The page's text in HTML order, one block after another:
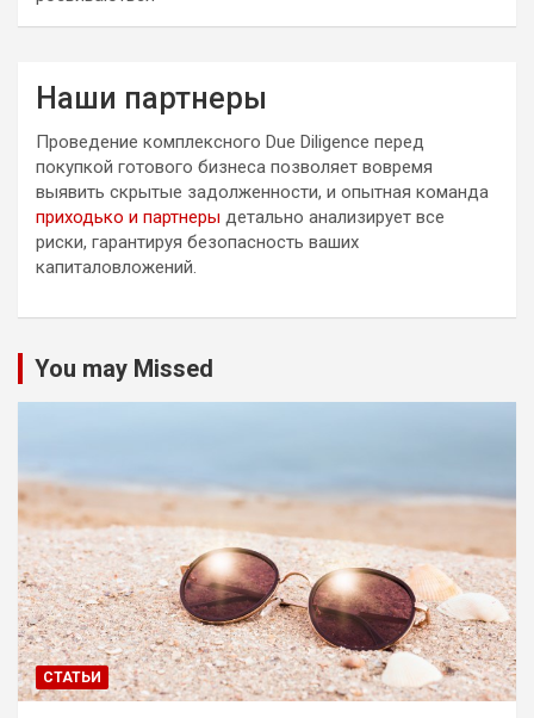
Наши партнеры
Проведение комплексного Due Diligence перед
покупкой готового бизнеса позволяет вовремя
выявить скрытые задолженности, и опытная команда
приходько и партнеры детально анализирует все
риски, гарантируя безопасность ваших
капиталовложений.
You may Missed
СТАТЬИ